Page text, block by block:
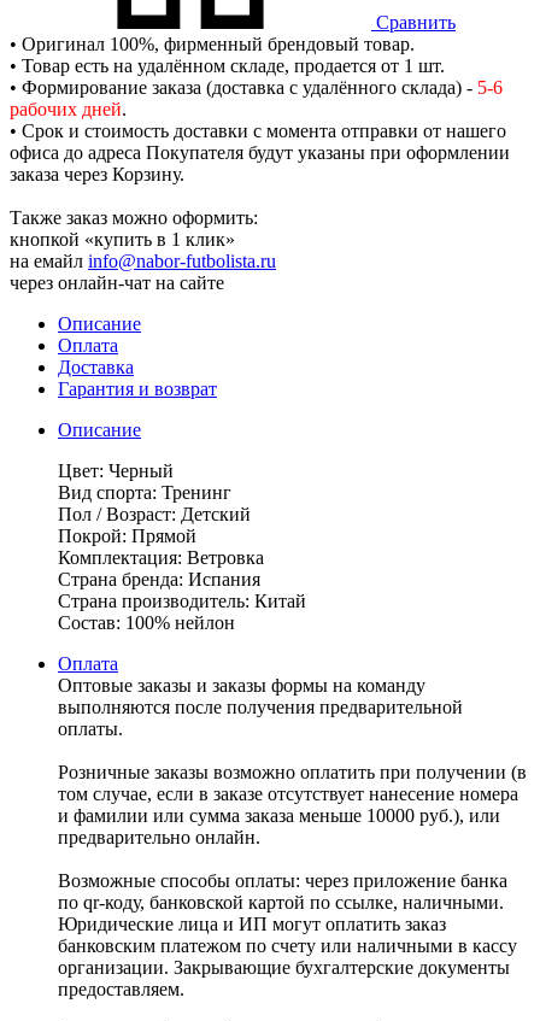
Сравнить
• Оригинал 100%, фирменный брендовый товар.
• Товар есть на удалённом складе, продается от 1 шт.
• Формирование заказа (доставка с удалённого склада) - 5-6
рабочих дней.
• Срок и стоимость доставки с момента отправки от нашего
офиса до адреса Покупателя будут указаны при оформлении
заказа через Корзину.
Также заказ можно оформить:
кнопкой «купить в 1 клик»
на емайл info@nabor-futbolista.ru
через онлайн-чат на сайте
Описание
Оплата
Доставка
Гарантия и возврат
Описание
Цвет: Черный
Вид спорта: Тренинг
Пол / Возраст: Детский
Покрой: Прямой
Комплектация: Ветровка
Страна бренда: Испания
Страна производитель: Китай
Состав: 100% нейлон
Оплата
Оптовые заказы и заказы формы на команду
выполняются после получения предварительной
оплаты.
Розничные заказы возможно оплатить при получении (в
том случае, если в заказе отсутствует нанесение номера
и фамилии или сумма заказа меньше 10000 руб.), или
предварительно онлайн.
Возможные способы оплаты: через приложение банка
по qr-коду, банковской картой по ссылке, наличными.
Юридические лица и ИП могут оплатить заказ
банковским платежом по счету или наличными в кассу
организации. Закрывающие бухгалтерские документы
предоставляем.